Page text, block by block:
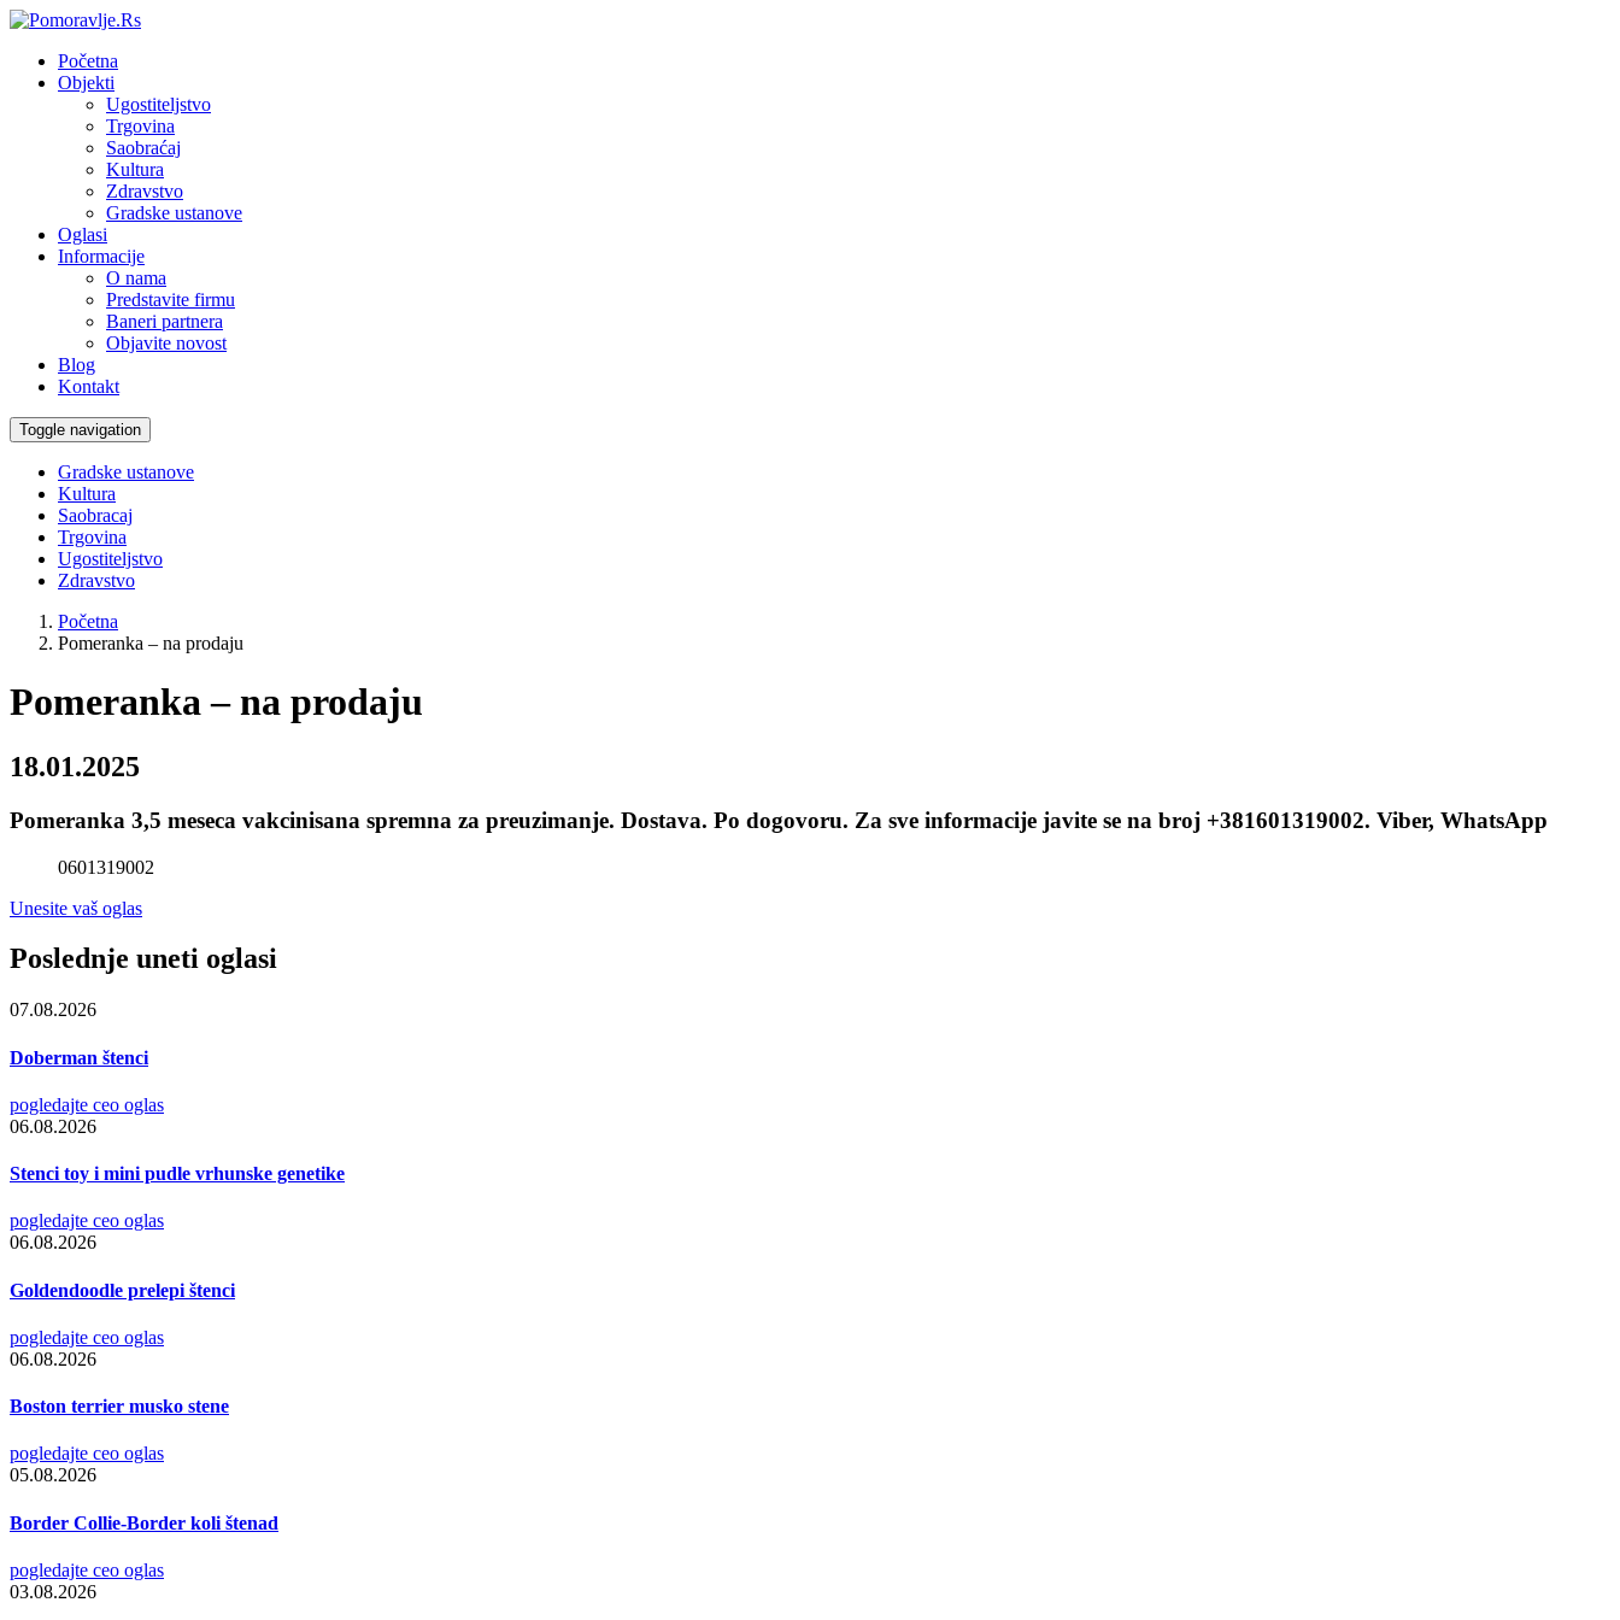
Početna
Objekti
Ugostiteljstvo
Trgovina
Saobraćaj
Kultura
Zdravstvo
Gradske ustanove
Oglasi
Informacije
O nama
Predstavite firmu
Baneri partnera
Objavite novost
Blog
Kontakt
Toggle navigation
Gradske ustanove
Kultura
Saobracaj
Trgovina
Ugostiteljstvo
Zdravstvo
Početna
Pomeranka – na prodaju
Pomeranka – na prodaju
18.01.2025
Pomeranka 3,5 meseca vakcinisana spremna za preuzimanje. Dostava. Po dogovoru. Za sve informacije javite se na broj +381601319002. Viber, WhatsApp
0601319002
Unesite vaš oglas
Poslednje uneti oglasi
07.08.2026
Doberman štenci
pogledajte ceo oglas
06.08.2026
Stenci toy i mini pudle vrhunske genetike
pogledajte ceo oglas
06.08.2026
Goldendoodle prelepi štenci
pogledajte ceo oglas
06.08.2026
Boston terrier musko stene
pogledajte ceo oglas
05.08.2026
Border Collie-Border koli štenad
pogledajte ceo oglas
03.08.2026